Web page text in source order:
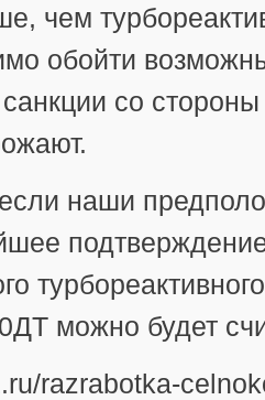
чем
обойти
санкции со
наши
можно будет
razrabotka-